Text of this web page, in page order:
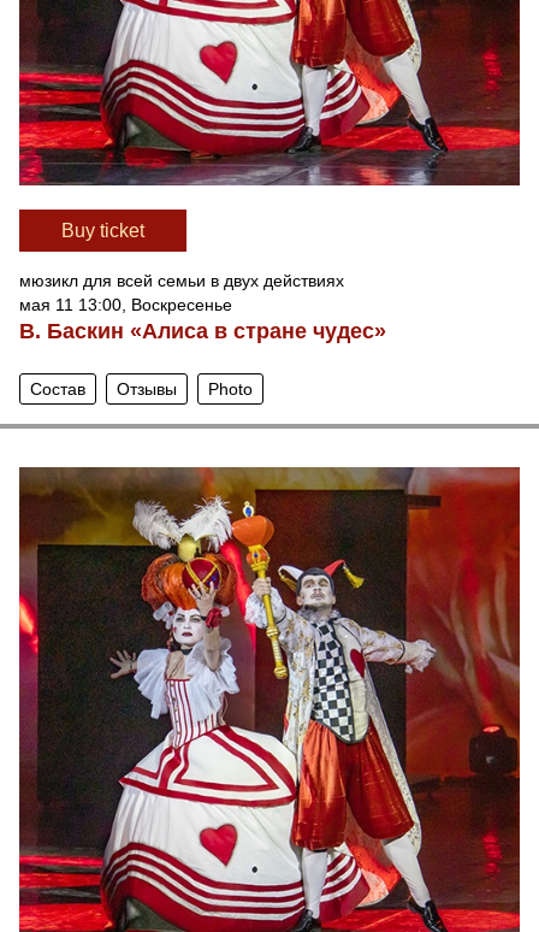
Вuy ticket
мюзикл для всей семьи в двух действиях
мая 11 13:00, Воскресенье
В. Баскин «Алиса в стране чудес»
Состав Отзывы Photo